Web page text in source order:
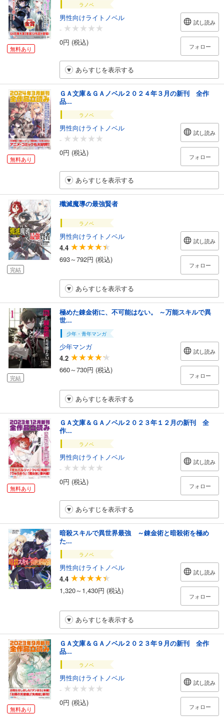
無料あり
ラノベ
男性向けライトノベル
-
0円 (税込)
試し読み
フォロー
あらすじを表示する
無料あり
ＧＡ文庫＆ＧＡノベル２０２４年３月の新刊 全作
品...
ラノベ
男性向けライトノベル
-
0円 (税込)
試し読み
フォロー
あらすじを表示する
完結
殲滅魔導の最強賢者
ラノベ
男性向けライトノベル
4.4
693～792円 (税込)
試し読み
フォロー
あらすじを表示する
完結
極めた錬金術に、不可能はない。 ～万能スキルで異
世...
少年・青年マンガ
少年マンガ
4.2
660～730円 (税込)
試し読み
フォロー
あらすじを表示する
無料あり
ＧＡ文庫＆ＧＡノベル２０２３年１２月の新刊 全
作...
ラノベ
男性向けライトノベル
-
0円 (税込)
試し読み
フォロー
あらすじを表示する
暗殺スキルで異世界最強 ～錬金術と暗殺術を極め
た...
ラノベ
男性向けライトノベル
4.4
1,320～1,430円 (税込)
試し読み
フォロー
あらすじを表示する
無料あり
ＧＡ文庫＆ＧＡノベル２０２３年９月の新刊 全作
品...
ラノベ
男性向けライトノベル
-
0円 (税込)
試し読み
フォロー